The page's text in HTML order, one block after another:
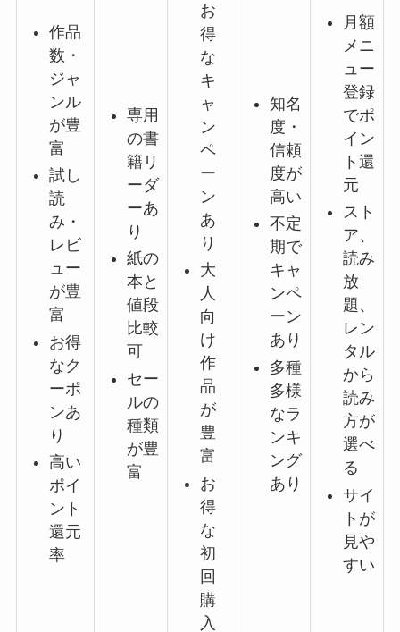
作品
数・
ジャ
ンル
が豊
富
試し
読
み・
レビ
ュー
が豊
富
お得
なク
ーポ
ンあ
り
高い
ポイ
ント
還元
率
専用
の書
籍リ
ーダ
ーあ
り
紙の
本と
値段
比較
可
セー
ルの
種類
が豊
富
お
得
な
キ
ャ
ン
ペ
ー
ン
あ
り
大
人
向
け
作
品
が
豊
富
お
得
な
初
回
購
入
知名
度・
信頼
度が
高い
不定
期で
キャ
ンペ
ーン
あり
多種
多様
なラ
ンキ
ング
あり
月額
メニ
ュー
登録
でポ
イン
ト還
元
スト
ア、
読み
放
題、
レン
タル
から
読み
方が
選べ
る
サイ
トが
見や
すい